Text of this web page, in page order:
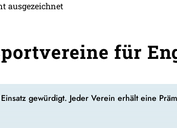
ausgezeichnet
für
gewürdigt. Jeder Verein erhält eine